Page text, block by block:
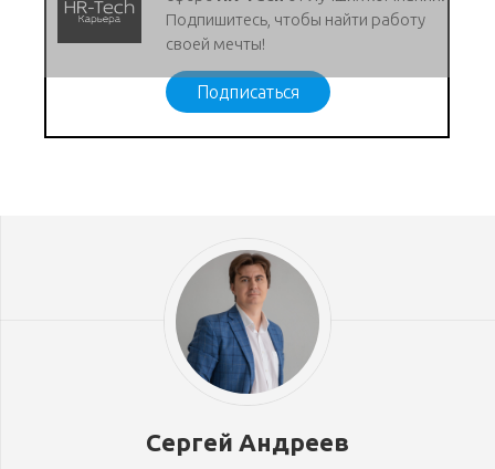
Подпишитесь, чтобы найти работу
своей мечты!
Подписаться
Сергей Андреев